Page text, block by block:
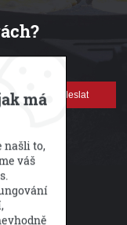
Odeslat
má
našli to,
váš